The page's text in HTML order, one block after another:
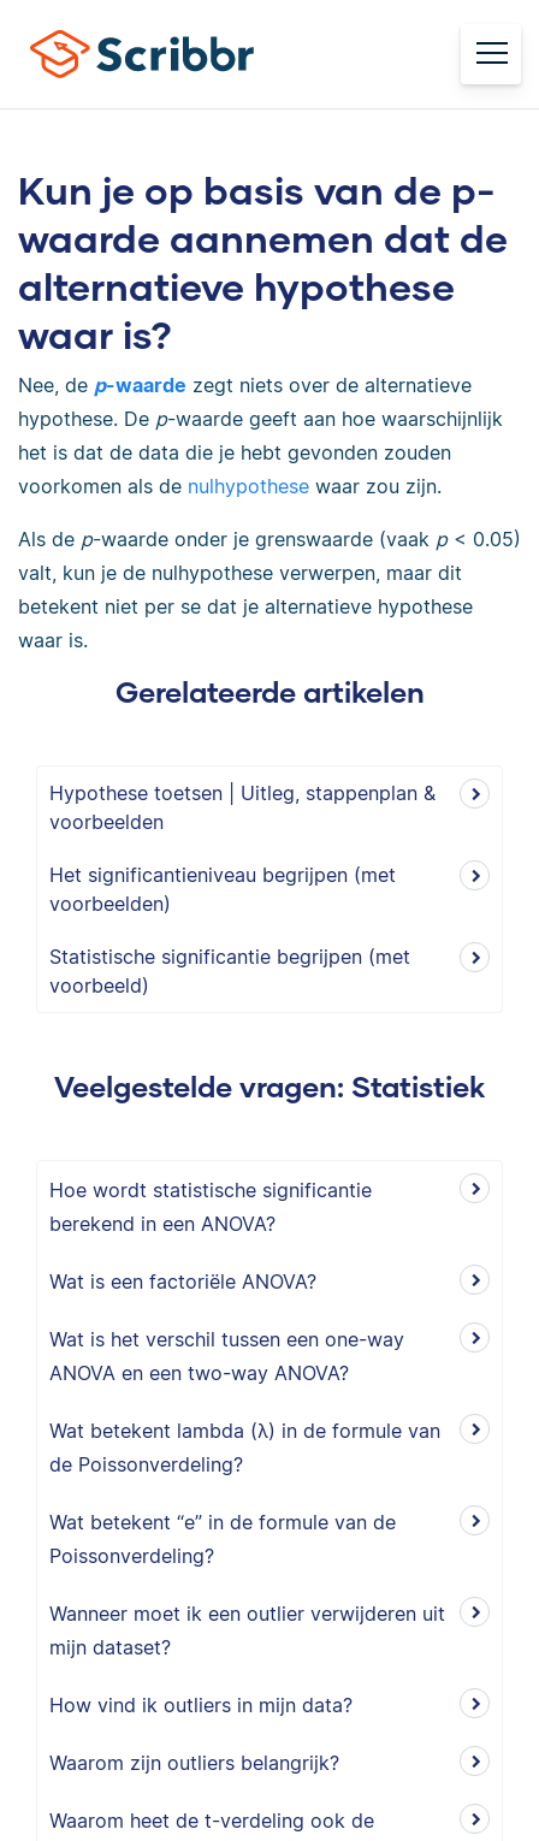
Kun je op basis van de p-
waarde aannemen dat de
alternatieve hypothese
waar is?
Nee, de p-waarde zegt niets over de alternatieve
hypothese. De p-waarde geeft aan hoe waarschijnlijk
het is dat de data die je hebt gevonden zouden
voorkomen als de nulhypothese waar zou zijn.
Als de p-waarde onder je grenswaarde (vaak p< 0.05)
valt, kun je de nulhypothese verwerpen, maar dit
betekent niet per se dat je alternatieve hypothese
waar is.
Gerelateerde artikelen
Hypothese toetsen | Uitleg, stappenplan &
voorbeelden
Het significantieniveau begrijpen (met
voorbeelden)
Statistische significantie begrijpen (met
voorbeeld)
Veelgestelde vragen: Statistiek
Hoe wordt statistische significantie
berekend in een ANOVA?
Wat is een factoriële ANOVA?
Wat is het verschil tussen een one-way
ANOVA en een two-way ANOVA?
Wat betekent lambda (λ) in de formule van
de Poissonverdeling?
Wat betekent “e” in de formule van de
Poissonverdeling?
Wanneer moet ik een outlier verwijderen uit
mijn dataset?
How vind ik outliers in mijn data?
Waarom zijn outliers belangrijk?
Waarom heet de t-verdeling ook de